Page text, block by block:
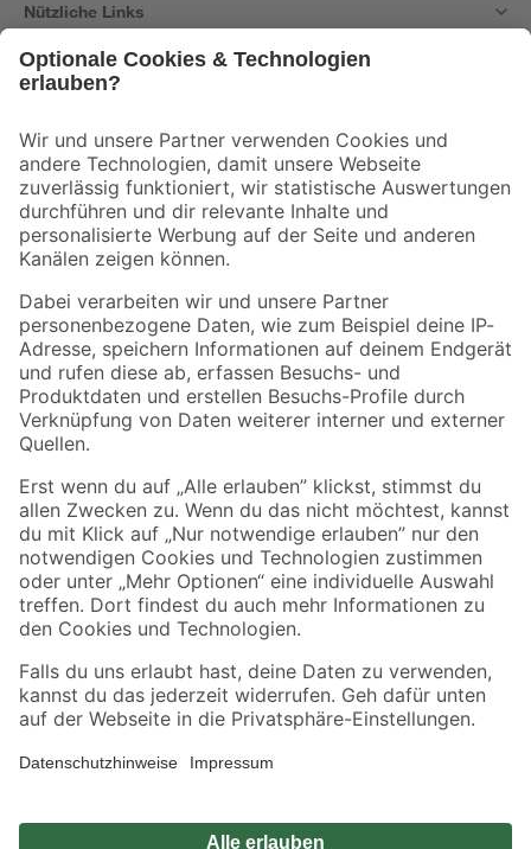
Nützliche Links
Der toom Newsletter: Keine Angebote und Aktionen mehr verpassen!
Zur Newsletter Anmeldung
Folge uns
Zahlungsarten Versandarten
Sicher einkaufen
Jetzt die toom-App herunterladen
Alle Preisangaben in EUR inkl. gesetzl. MwSt.. Die dargestellten Angebote sind unter
Umständen nicht in allen Märkten verfügbar. Die angegebenen Verfügbarkeiten beziehen
Produkte nur solange der Vorrat reicht.
*Paketversand ab 59 € versandkostenfrei, gilt nicht für Artikel mit Speditionsversand, hier
Privatsphäre Impressum